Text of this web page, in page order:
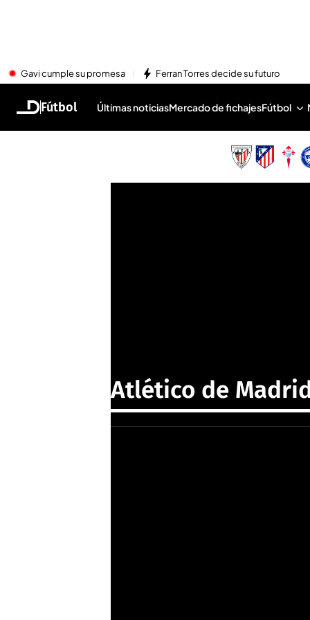
Gavi cumple su promesa Ferran Torres decide su futuro
Fútbol Últimas noticiasMercado de fichajesFútbol
Atlético de